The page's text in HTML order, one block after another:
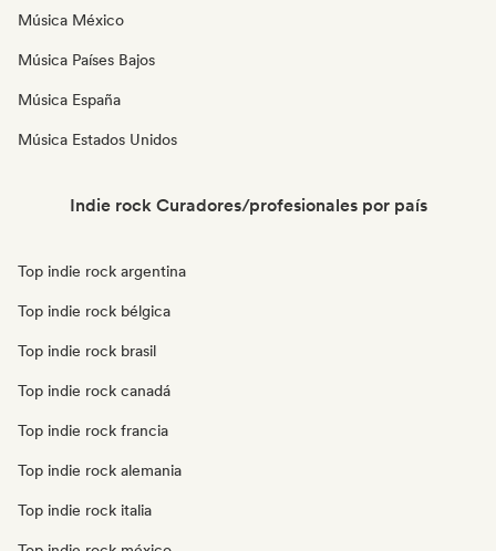
Música México
Música Países Bajos
Música España
Música Estados Unidos
Indie rock Curadores/profesionales por país
Top indie rock argentina
Top indie rock bélgica
Top indie rock brasil
Top indie rock canadá
Top indie rock francia
Top indie rock alemania
Top indie rock italia